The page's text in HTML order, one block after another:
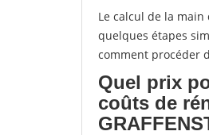
Le calcul de la
quelques étapes
comment procéder
Quel prix
coûts de